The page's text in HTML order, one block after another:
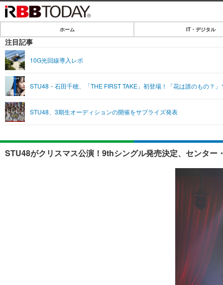
IT・デジタル
ショッピング
SPEED TEST
エンタメ
エンタメTOP
音楽
ライフ
ライフTOP
ペット
リリース一覧
ホーム IT・デジタル
注目記事
10G光回線導入レポ
STU48・石田千穂、「THE FIRST TAKE」初登場！「花は誰のもの？」
STU48、3期生オーディションの開催をサプライズ発表
STU48がクリスマス公演！9thシングル発売決定、センタ